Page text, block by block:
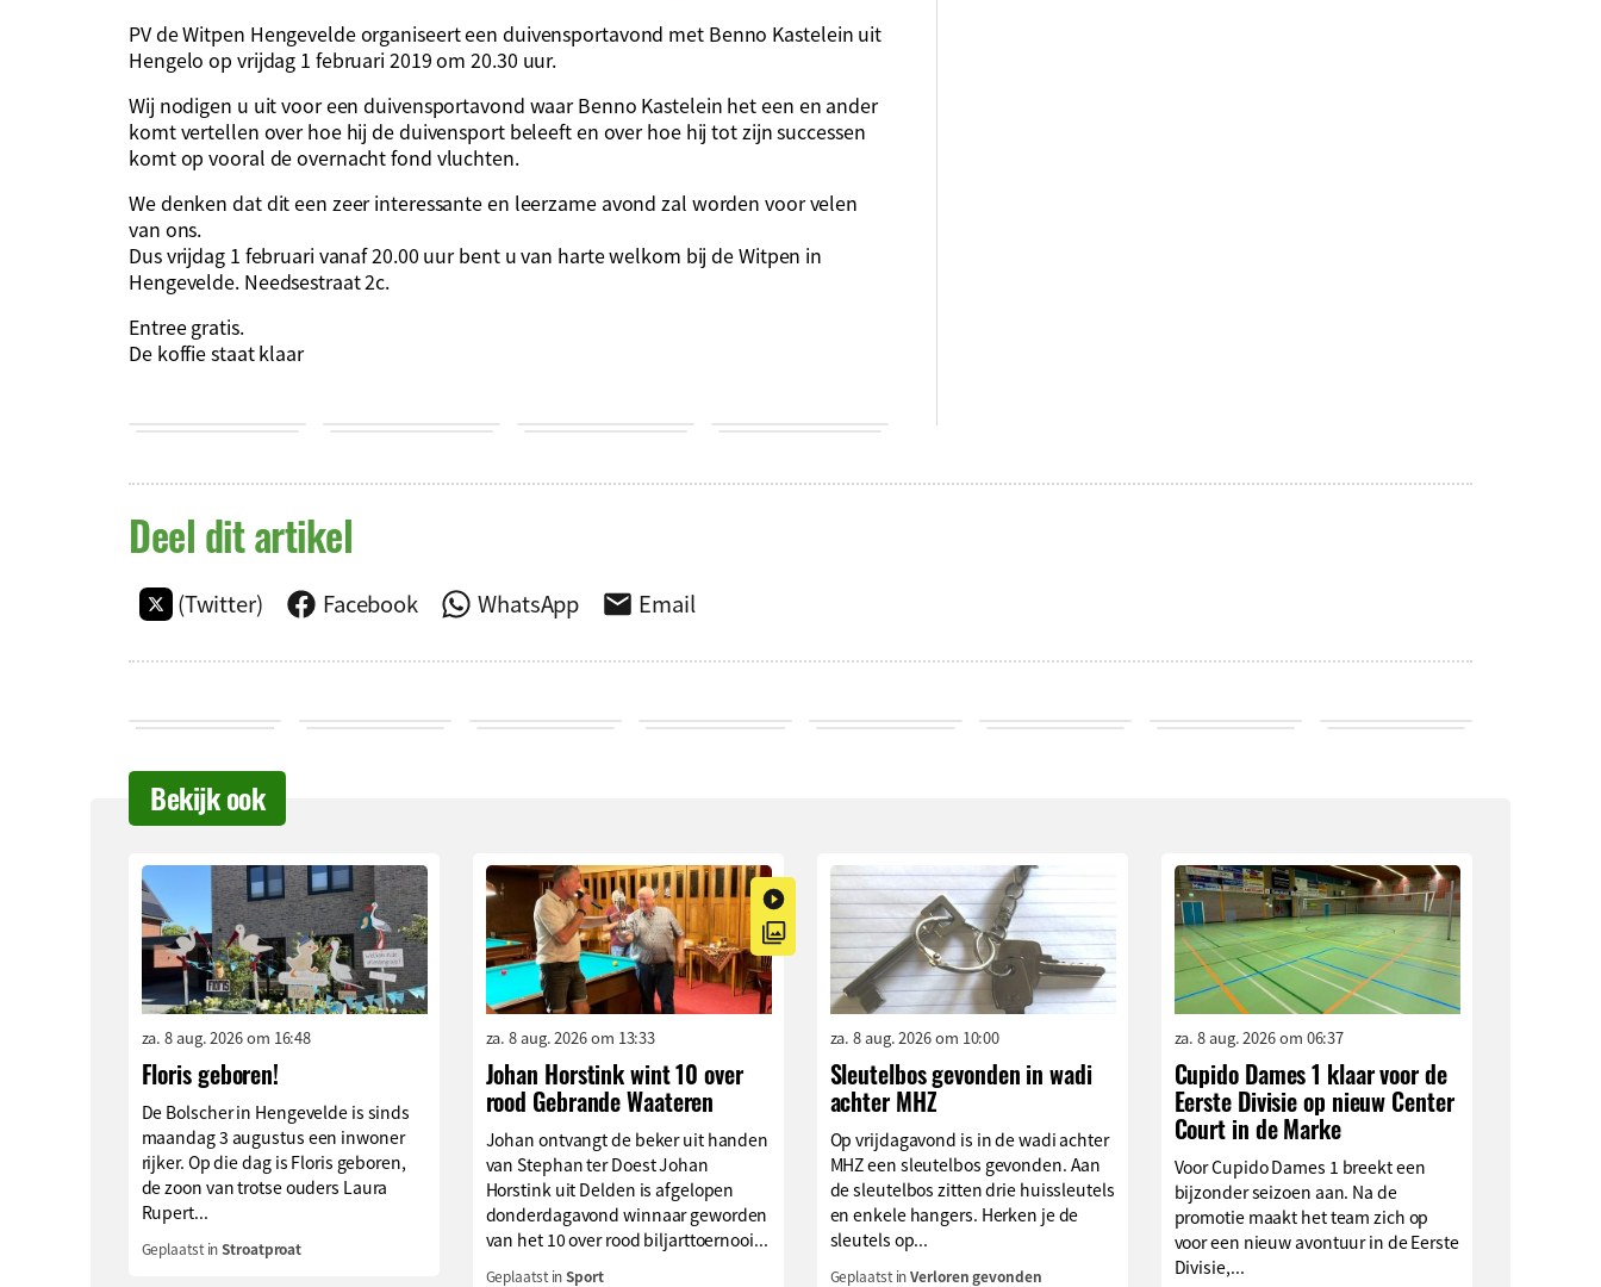
PV de Witpen Hengevelde organiseert een duivensportavond met Benno Kastelein uit
Hengelo op vrijdag 1 februari 2019 om 20.30 uur.
Wij nodigen u uit voor een duivensportavond waar Benno Kastelein het een en ander
komt vertellen over hoe hij de duivensport beleeft en over hoe hij tot zijn successen
komt op vooral de overnacht fond vluchten.
We denken dat dit een zeer interessante en leerzame avond zal worden voor velen
van ons.
Dus vrijdag 1 februari vanaf 20.00 uur bent u van harte welkom bij de Witpen in
Hengevelde. Needsestraat 2c.
Entree gratis.
De koffie staat klaar
Deel dit artikel
(Twitter) Facebook WhatsApp Email
Bekijk ook
za. 8 aug. 2026 om 16:48
Floris geboren!
De Bolscher in Hengevelde is sinds
maandag 3 augustus een inwoner
rijker. Op die dag is Floris geboren,
de zoon van trotse ouders Laura
Rupert...
Geplaatst inStroatproat
za. 8 aug. 2026 om 13:33
Johan Horstink wint 10 over
rood Gebrande Waateren
Johan ontvangt de beker uit handen
van Stephan ter Doest Johan
Horstink uit Delden is afgelopen
donderdagavond winnaar geworden
van het 10 over rood biljarttoernooi...
Geplaatst inSport
za. 8 aug. 2026 om 10:00
Sleutelbos gevonden in wadi
achter MHZ
Op vrijdagavond is in de wadi achter
MHZ een sleutelbos gevonden. Aan
de sleutelbos zitten drie huissleutels
en enkele hangers. Herken je de
sleutels op...
Geplaatst inVerloren gevonden
za. 8 aug. 2026 om 06:37
Cupido Dames 1 klaar voor de
Eerste Divisie op nieuw Center
Court in de Marke
Voor Cupido Dames 1 breekt een
bijzonder seizoen aan. Na de
promotie maakt het team zich op
voor een nieuw avontuur in de Eerste
Divisie,...